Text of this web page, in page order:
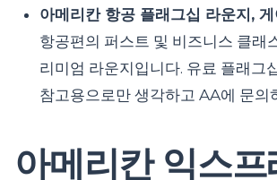
아메리칸 항공 플래그십 라운지,
항공편의 퍼스트 및 비즈니스 클
리미엄 라운지입니다. 유료 플래
참고용으로만 생각하고 AA에 문의
아메리칸 익스